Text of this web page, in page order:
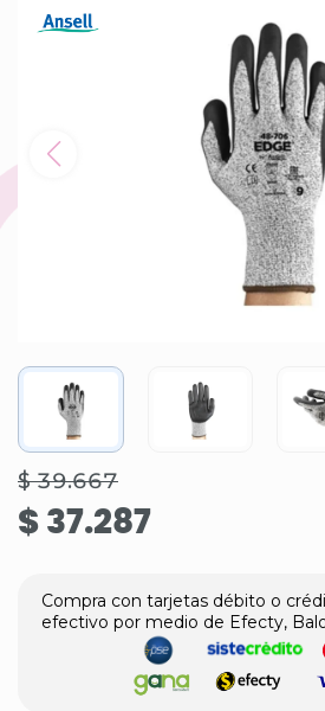
$ 39.667
$ 37.287
Compra con tarjetas débito o
efectivo por medio de Efecty,